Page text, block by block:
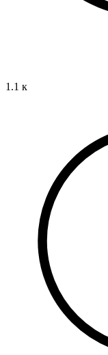
1.1 к